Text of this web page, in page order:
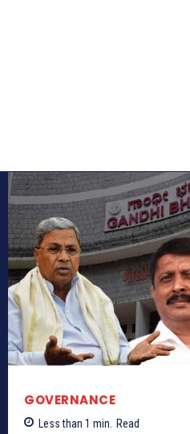
GOVERNANCE
Less than 1 min. Read